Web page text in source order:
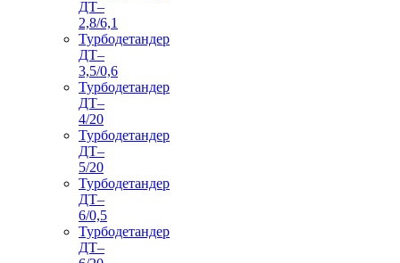
ДТ–
2,8/6,1
Турбодетандер
ДТ–
3,5/0,6
Турбодетандер
ДТ–
4/20
Турбодетандер
ДТ–
5/20
Турбодетандер
ДТ–
6/0,5
Турбодетандер
ДТ–